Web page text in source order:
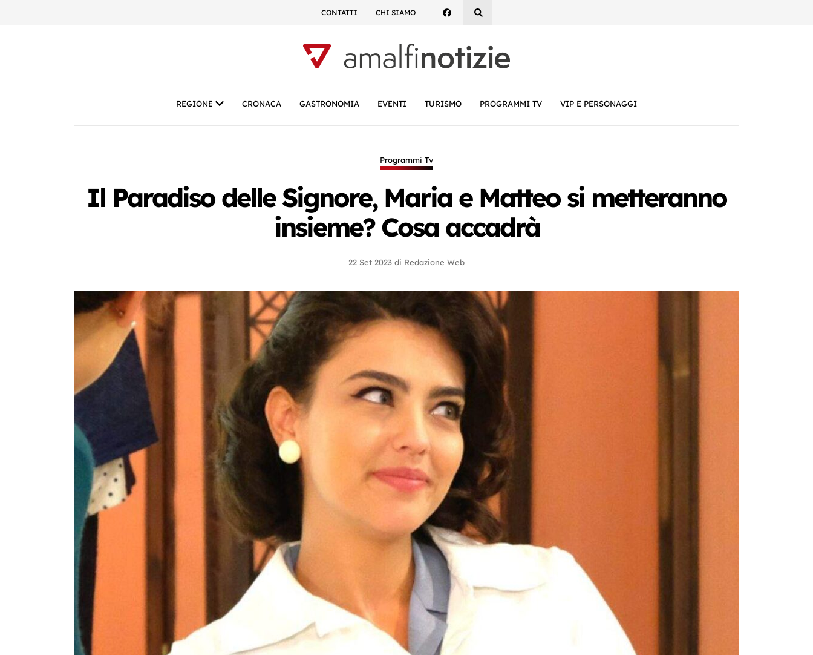
CONTATTI CHI SIAMO
REGIONE CRONACA GASTRONOMIA EVENTI TURISMO PROGRAMMI TV VIP E PERSONAGGI
Programmi Tv
Il Paradiso delle Signore, Maria e Matteo si metteranno
insieme? Cosa accadrà
22 Set 2023 di Redazione Web